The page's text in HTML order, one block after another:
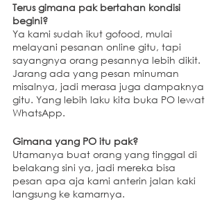
Terus gimana pak bertahan kondisi
begini?
Ya kami sudah ikut gofood, mulai
melayani pesanan online gitu, tapi
sayangnya orang pesannya lebih dikit.
Jarang ada yang pesan minuman
misalnya, jadi merasa juga dampaknya
gitu. Yang lebih laku kita buka PO lewat
WhatsApp.
Gimana yang PO itu pak?
Utamanya buat orang yang tinggal di
belakang sini ya, jadi mereka bisa
pesan apa aja kami anterin jalan kaki
langsung ke kamarnya.